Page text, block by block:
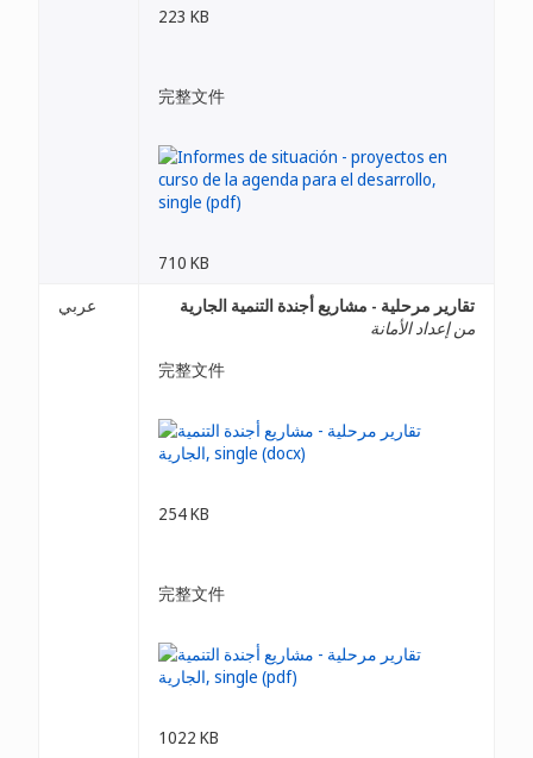
223 KB
完整文件
710 KB
عربي
تقارير مرحلية - مشاريع أجندة التنمية الجارية
من إعداد الأمانة
完整文件
254 KB
完整文件
1022 KB